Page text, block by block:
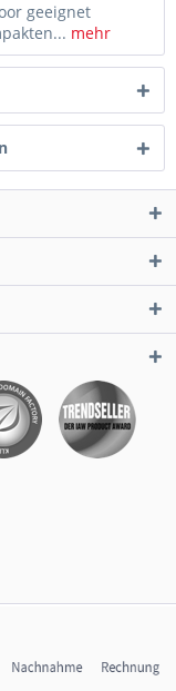
geeignet
mehr